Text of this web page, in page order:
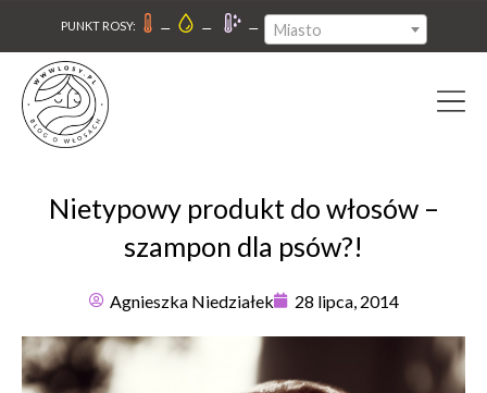
PUNKT ROSY: – – – Miasto
Nietypowy produkt do włosów –
szampon dla psów?!
Agnieszka Niedziałek 28 lipca, 2014